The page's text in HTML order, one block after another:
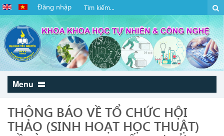
Đăng nhập
Menu
THÔNG BÁO VỀ TỔ CHỨC HỘI
THẢO (SINH HOẠT HỌC THUẬT)